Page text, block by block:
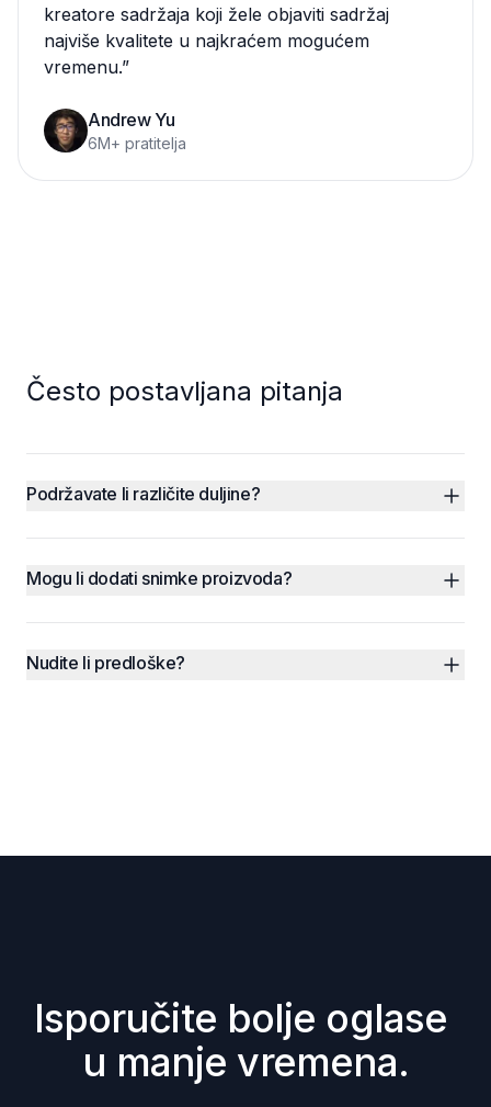
kreatore sadržaja koji žele objaviti sadržaj
najviše kvalitete u najkraćem mogućem
vremenu.”
Andrew Yu
6M+ pratitelja
Često postavljana pitanja
Podržavate li različite duljine?
Mogu li dodati snimke proizvoda?
Nudite li predloške?
Isporučite bolje oglase
u manje vremena.